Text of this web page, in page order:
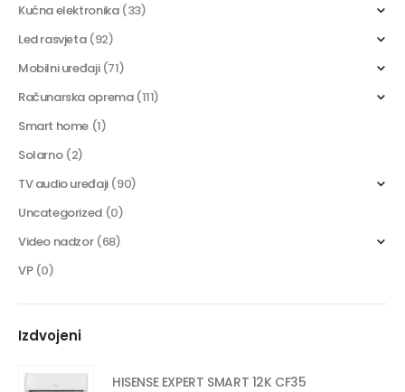
Kućna elektronika (33)
Led rasvjeta (92)
Mobilni uređaji (71)
Računarska oprema (111)
Smart home (1)
Solarno (2)
TV audio uređaji (90)
Uncategorized (0)
Video nadzor (68)
VP (0)
Izdvojeni
HISENSE EXPERT SMART 12K CF35